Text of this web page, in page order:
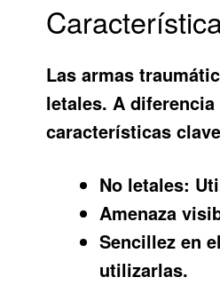
Las armas
letales. A
características
No letales:
Amenaza
Sencillez en
utilizarlas.